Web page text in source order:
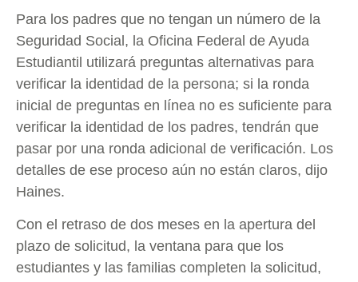
Para los padres que no tengan un número de la
Seguridad Social, la Oficina Federal de Ayuda
Estudiantil utilizará preguntas alternativas para
verificar la identidad de la persona; si la ronda
inicial de preguntas en línea no es suficiente para
verificar la identidad de los padres, tendrán que
pasar por una ronda adicional de verificación. Los
detalles de ese proceso aún no están claros, dijo
Haines.
Con el retraso de dos meses en la apertura del
plazo de solicitud, la ventana para que los
estudiantes y las familias completen la solicitud,